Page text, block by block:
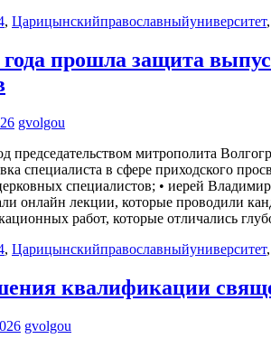
, Царицынскийправославныйуниверситет,
прошла защита
gvolgou
председательством митрополита
специалиста в сфере приходского
специалистов; • иерей
онлайн лекции, которые проводили
работ, которые отличались
, Царицынскийправославныйуниверситет,
квалификации
gvolgou